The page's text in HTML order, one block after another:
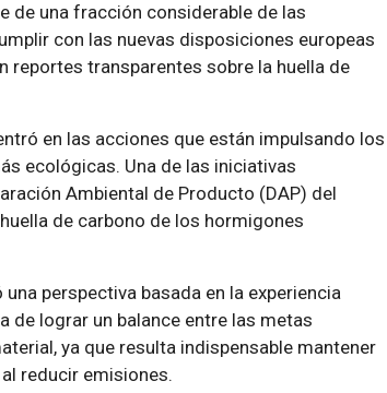
de una fracción considerable de las
con las nuevas disposiciones europeas
reportes transparentes sobre la huella de
en las acciones que están impulsando los
ecológicas. Una de las iniciativas
Ambiental de Producto (DAP) del
de carbono de los hormigones
perspectiva basada en la experiencia
de lograr un balance entre las metas
ya que resulta indispensable mantener
reducir emisiones.